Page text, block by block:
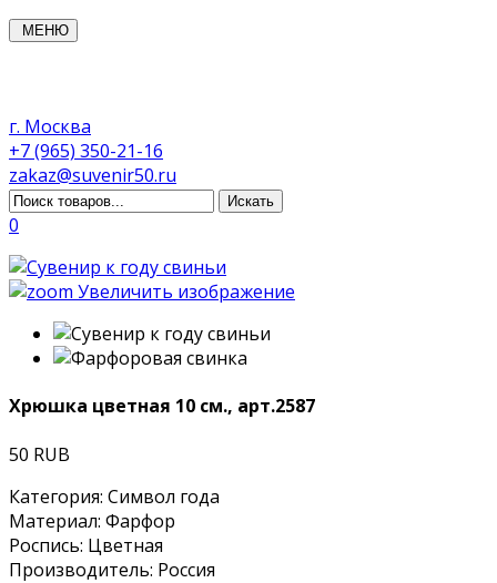
МЕНЮ
г. Москва
+7 (965) 350-21-16
zakaz@suvenir50.ru
0
Увеличить изображение
Хрюшка цветная 10 см., арт.2587
50 RUB
Категория: Символ года
Материал: Фарфор
Роспись: Цветная
Производитель: Россия